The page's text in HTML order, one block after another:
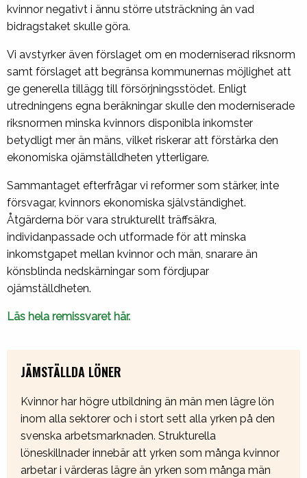
kvinnor negativt i ännu större utsträckning än vad
bidragstaket skulle göra.
Vi avstyrker även förslaget om en moderniserad riksnorm
samt förslaget att begränsa kommunernas möjlighet att
ge generella tillägg till försörjningsstödet. Enligt
utredningens egna beräkningar skulle den moderniserade
riksnormen minska kvinnors disponibla inkomster
betydligt mer än mäns, vilket riskerar att förstärka den
ekonomiska ojämställdheten ytterligare.
Sammantaget efterfrågar vi reformer som stärker, inte
försvagar, kvinnors ekonomiska självständighet.
Åtgärderna bör vara strukturellt träffsäkra,
individanpassade och utformade för att minska
inkomstgapet mellan kvinnor och män, snarare än
könsblinda nedskärningar som fördjupar
ojämställdheten.
Läs hela remissvaret här.
JÄMSTÄLLDA LÖNER
Kvinnor har högre utbildning än män men lägre lön
inom alla sektorer och i stort sett alla yrken på den
svenska arbetsmarknaden. Strukturella
löneskillnader innebär att yrken som många kvinnor
arbetar i värderas lägre än yrken som många män